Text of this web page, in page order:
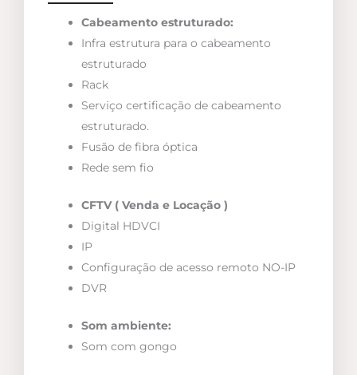
Cabeamento estruturado:
Infra estrutura para o cabeamento
estruturado
Rack
Serviço certificação de cabeamento
estruturado.
Fusão de fibra óptica
Rede sem fio
CFTV ( Venda e Locação )
Digital HDVCI
IP
Configuração de acesso remoto NO-IP
DVR
Som ambiente:
Som com gongo